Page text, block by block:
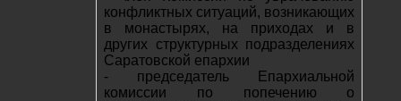
конфликтных ситуаций, возникающих
в монастырях, на приходах и в
других структурных подразделениях
Саратовской епархии
- председатель Епархиальной
комиссии по попечению о